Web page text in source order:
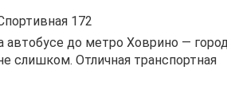
172
автобусе до метро Ховрино —
слишком. Отличная транспортная